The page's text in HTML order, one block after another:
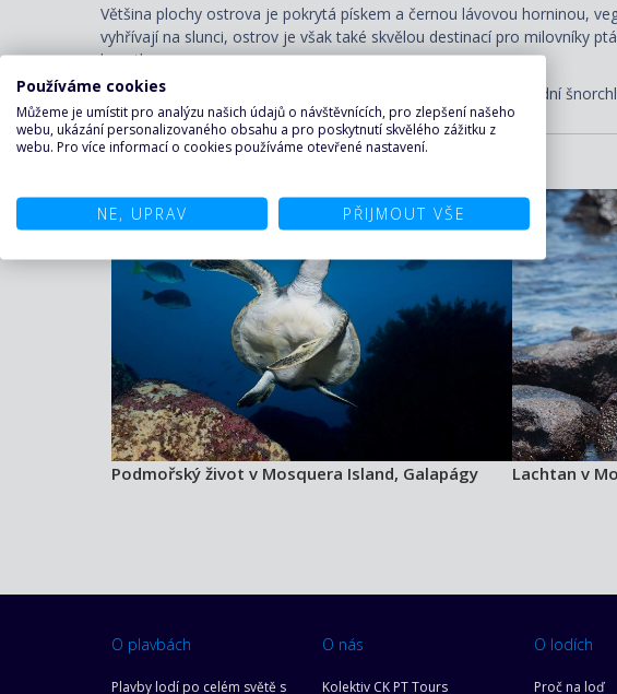
Většina plochy ostrova je pokrytá pískem a černou lávovou horninou,
vyhřívají na slunci, ostrov je však také skvělou destinací pro milovníky
kosatky.
Mosquera je obklopená korálovým útesem a nabízí tak prvotřídní
Místa, která stojí za to vidět:
Podmořský život v Mosquera Island, Galapágy Lachtan v
O plavbách
Plavby lodí po celém světě s
O nás
Kolektiv CK PT Tours
O lodích
Proč na loď
Používáme cookies
Můžeme je umístit pro analýzu našich údajů o návštěvnících, pro zlepšení našeho
webu, ukázání personalizovaného obsahu a pro poskytnutí skvělého zážitku z
webu. Pro více informací o cookies používáme otevřené nastavení.
NE, UPRAV PŘIJMOUT VŠE